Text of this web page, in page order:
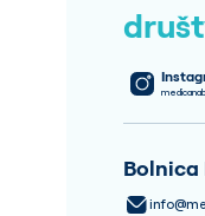
Bolnica